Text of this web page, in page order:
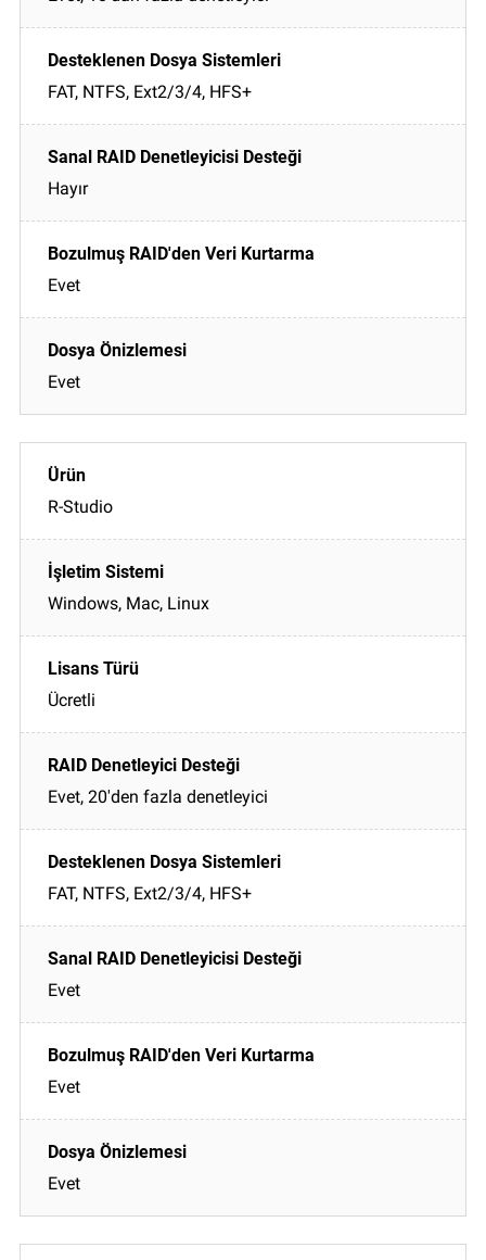
FAT, NTFS, Ext2/3/4, HFS+
Hayır
Evet
Evet
R-Studio
Windows, Mac, Linux
Ücretli
Evet, 20'den fazla denetleyici
FAT, NTFS, Ext2/3/4, HFS+
Evet
Evet
Evet